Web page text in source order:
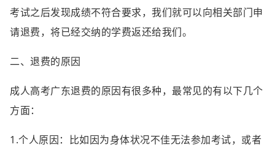
考试之后发现成绩不符合要求，我们就可以向相关部门申
请退费，将已经交纳的学费返还给我们。
二、退费的原因
成人高考广东退费的原因有很多种，最常见的有以下几个
方面：
1.个人原因：比如因为身体状况不佳无法参加考试，或者